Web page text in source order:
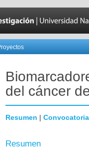
del cáncer
Resumen | Convocatoria
Resumen